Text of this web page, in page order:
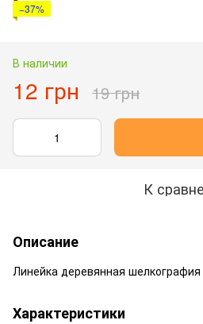
−37%
В наличии
12 грн 19 грн
К
Описание
Линейка деревянная
Характеристики